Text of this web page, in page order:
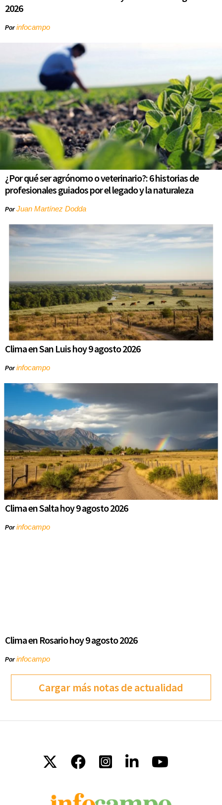
2026
Porinfocampo
¿Por qué ser agrónomo o veterinario?: 6 historias de
profesionales guiados por el legado y la naturaleza
PorJuan Martínez Dodda
Clima en San Luis hoy 9 agosto 2026
Porinfocampo
Clima en Salta hoy 9 agosto 2026
Porinfocampo
Clima en Rosario hoy 9 agosto 2026
Porinfocampo
Cargar más notas de actualidad